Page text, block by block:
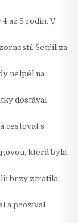
až 5 rodin. V
Šetřil za
nelpěl na
dostával
cestovat s
která byla
brzy ztratila
a prožíval